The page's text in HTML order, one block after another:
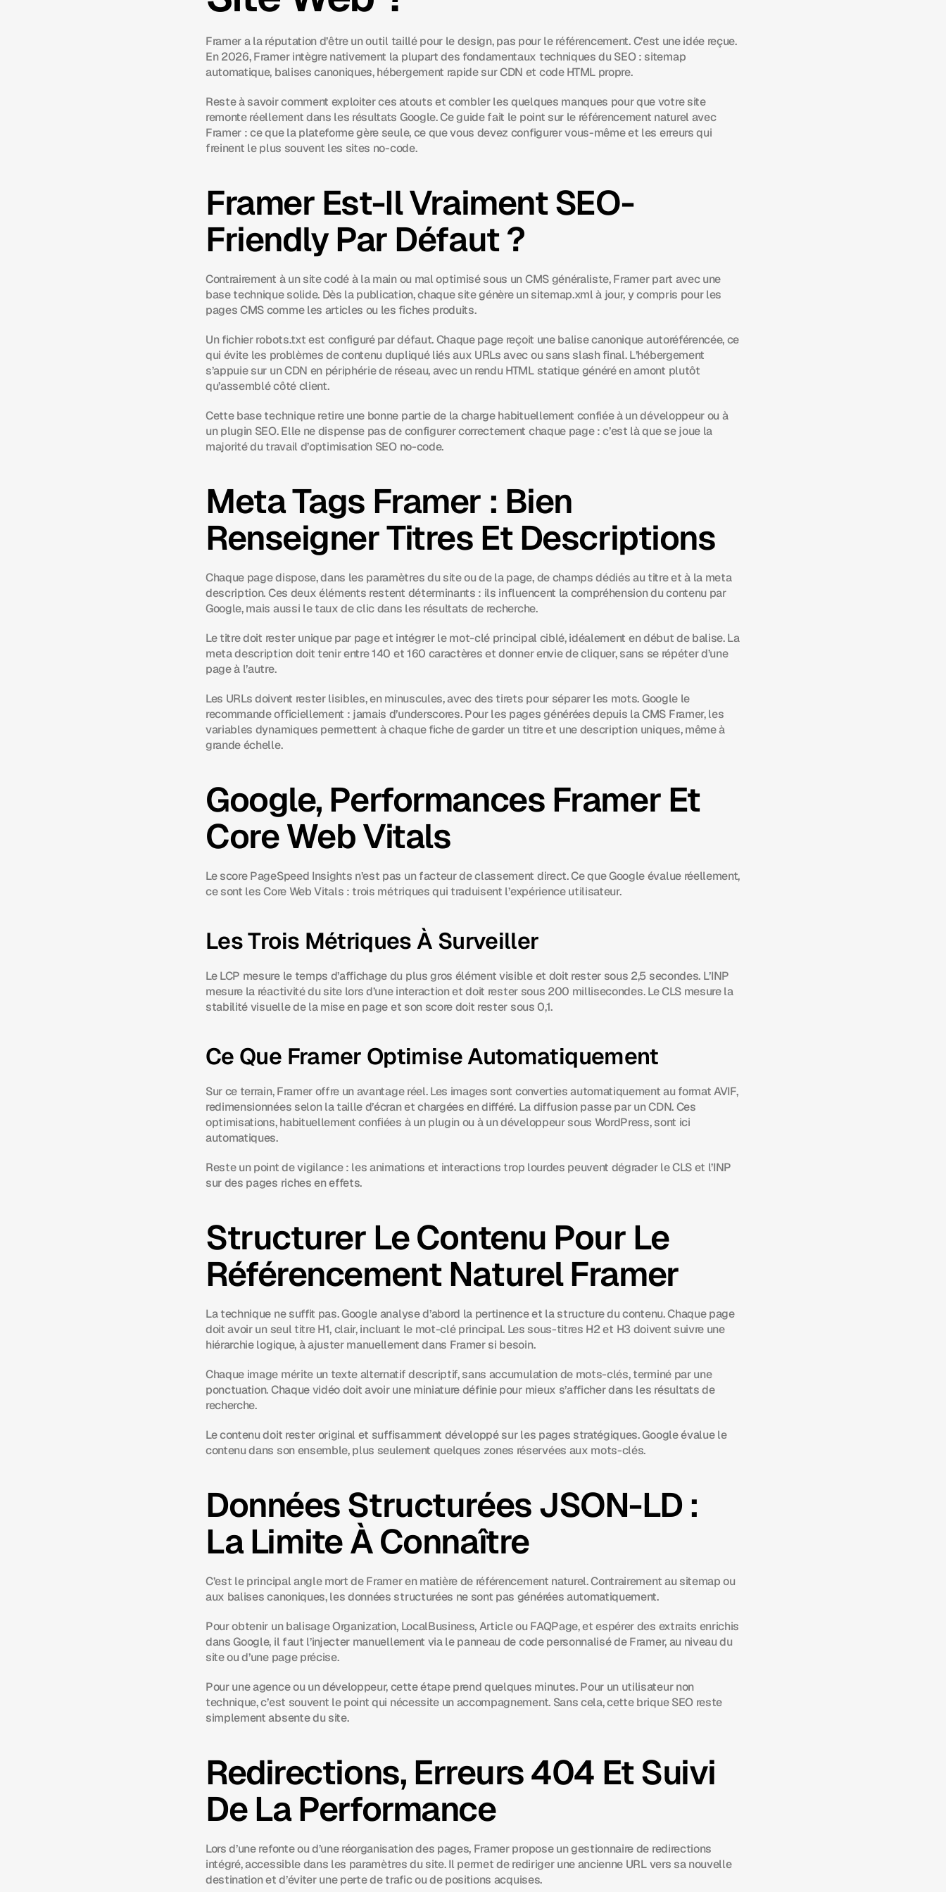
Framer a la réputation d’être un outil taillé pour le design, pas pour le référencement. C’est une idée reçue.
En 2026, Framer intègre nativement la plupart des fondamentaux techniques du SEO : sitemap
automatique, balises canoniques, hébergement rapide sur CDN et code HTML propre.
Reste à savoir comment exploiter ces atouts et combler les quelques manques pour que votre site
remonte réellement dans les résultats Google. Ce guide fait le point sur le référencement naturel avec
Framer : ce que la plateforme gère seule, ce que vous devez configurer vous-même et les erreurs qui
freinent le plus souvent les sites no-code.
Framer Est-Il Vraiment SEO-
Friendly Par Défaut ?
Contrairement à un site codé à la main ou mal optimisé sous un CMS généraliste, Framer part avec une
base technique solide. Dès la publication, chaque site génère un sitemap.xml à jour, y compris pour les
pages CMS comme les articles ou les fiches produits.
Un fichier robots.txt est configuré par défaut. Chaque page reçoit une balise canonique autoréférencée, ce
qui évite les problèmes de contenu dupliqué liés aux URLs avec ou sans slash final. L’hébergement
s’appuie sur un CDN en périphérie de réseau, avec un rendu HTML statique généré en amont plutôt
qu’assemblé côté client.
Cette base technique retire une bonne partie de la charge habituellement confiée à un développeur ou à
un plugin SEO. Elle ne dispense pas de configurer correctement chaque page : c’est là que se joue la
majorité du travail d’optimisation SEO no-code.
Meta Tags Framer : Bien
Renseigner Titres Et Descriptions
Chaque page dispose, dans les paramètres du site ou de la page, de champs dédiés au titre et à la meta
description. Ces deux éléments restent déterminants : ils influencent la compréhension du contenu par
Google, mais aussi le taux de clic dans les résultats de recherche.
Le titre doit rester unique par page et intégrer le mot-clé principal ciblé, idéalement en début de balise. La
meta description doit tenir entre 140 et 160 caractères et donner envie de cliquer, sans se répéter d’une
page à l’autre.
Les URLs doivent rester lisibles, en minuscules, avec des tirets pour séparer les mots. Google le
recommande officiellement : jamais d’underscores. Pour les pages générées depuis la CMS Framer, les
variables dynamiques permettent à chaque fiche de garder un titre et une description uniques, même à
grande échelle.
Google, Performances Framer Et
Core Web Vitals
Le score PageSpeed Insights n’est pas un facteur de classement direct. Ce que Google évalue réellement,
ce sont les Core Web Vitals : trois métriques qui traduisent l’expérience utilisateur.
Les Trois Métriques À Surveiller
Le LCP mesure le temps d’affichage du plus gros élément visible et doit rester sous 2,5 secondes. L’INP
mesure la réactivité du site lors d’une interaction et doit rester sous 200 millisecondes. Le CLS mesure la
stabilité visuelle de la mise en page et son score doit rester sous 0,1.
Ce Que Framer Optimise Automatiquement
Sur ce terrain, Framer offre un avantage réel. Les images sont converties automatiquement au format AVIF,
redimensionnées selon la taille d’écran et chargées en différé. La diffusion passe par un CDN. Ces
optimisations, habituellement confiées à un plugin ou à un développeur sous WordPress, sont ici
automatiques.
Reste un point de vigilance : les animations et interactions trop lourdes peuvent dégrader le CLS et l’INP
sur des pages riches en effets.
Structurer Le Contenu Pour Le
Référencement Naturel Framer
La technique ne suffit pas. Google analyse d’abord la pertinence et la structure du contenu. Chaque page
doit avoir un seul titre H1, clair, incluant le mot-clé principal. Les sous-titres H2 et H3 doivent suivre une
hiérarchie logique, à ajuster manuellement dans Framer si besoin.
Chaque image mérite un texte alternatif descriptif, sans accumulation de mots-clés, terminé par une
ponctuation. Chaque vidéo doit avoir une miniature définie pour mieux s’afficher dans les résultats de
recherche.
Le contenu doit rester original et suffisamment développé sur les pages stratégiques. Google évalue le
contenu dans son ensemble, plus seulement quelques zones réservées aux mots-clés.
Données Structurées JSON-LD :
La Limite À Connaître
C’est le principal angle mort de Framer en matière de référencement naturel. Contrairement au sitemap ou
aux balises canoniques, les données structurées ne sont pas générées automatiquement.
Pour obtenir un balisage Organization, LocalBusiness, Article ou FAQPage, et espérer des extraits enrichis
dans Google, il faut l’injecter manuellement via le panneau de code personnalisé de Framer, au niveau du
site ou d’une page précise.
Pour une agence ou un développeur, cette étape prend quelques minutes. Pour un utilisateur non
technique, c’est souvent le point qui nécessite un accompagnement. Sans cela, cette brique SEO reste
simplement absente du site.
Redirections, Erreurs 404 Et Suivi
De La Performance
Lors d’une refonte ou d’une réorganisation des pages, Framer propose un gestionnaire de redirections
intégré, accessible dans les paramètres du site. Il permet de rediriger une ancienne URL vers sa nouvelle
destination et d’éviter une perte de trafic ou de positions acquises.